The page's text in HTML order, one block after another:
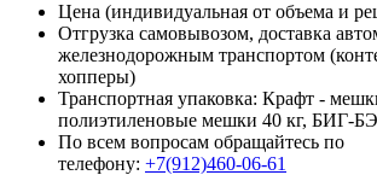
Цена (индивидуальная от объема и
Отгрузка самовывозом, доставка
железнодорожным транспортом
хопперы)
Транспортная упаковка: Крафт -
полиэтиленовые мешки 40 кг, БИГ-
По всем вопросам обращайтесь по
телефону: +7(912)460-06-61